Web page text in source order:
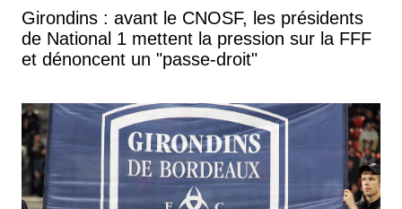
Girondins : avant le CNOSF, les présidents
de National 1 mettent la pression sur la FFF
et dénoncent un "passe-droit"